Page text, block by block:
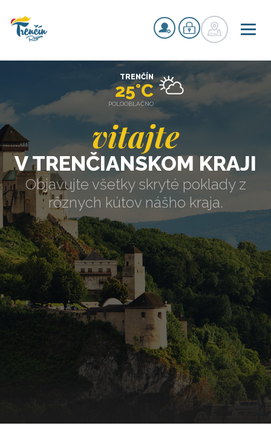
vitajte
V TRENČIANSKOM KRAJI
Objavujte všetky skryté poklady z
rôznych kútov nášho kraja.
TRENČÍN
25°C
POLOOBLAČNO